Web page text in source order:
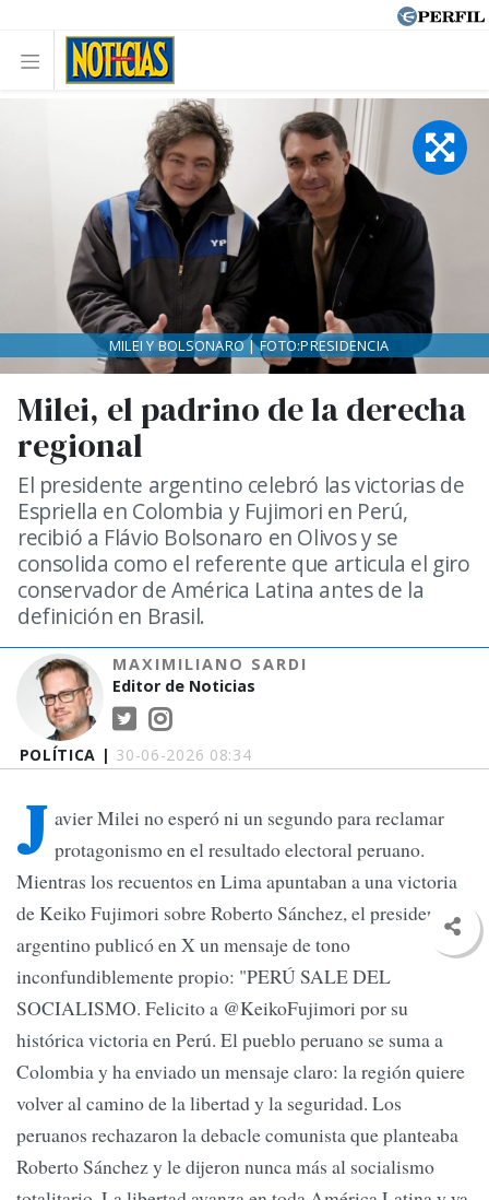
POLÍTICA | 30-06-2026 08:34
Milei, el padrino de la derecha
regional
El presidente argentino celebró las victorias de
Espriella en Colombia y Fujimori en Perú,
recibió a Flávio Bolsonaro en Olivos y se
consolida como el referente que articula el giro
conservador de América Latina antes de la
definición en Brasil.
MAXIMILIANO SARDI
Editor de Noticias
MILEI Y BOLSONARO | FOTO:PRESIDENCIA
J avier Milei no esperó ni un segundo para reclamar
protagonismo en el resultado electoral peruano.
Mientras los recuentos en Lima apuntaban a una victoria
de Keiko Fujimori sobre Roberto Sánchez, el presidente
argentino publicó en X un mensaje de tono
inconfundiblemente propio: "PERÚ SALE DEL
SOCIALISMO. Felicito a @KeikoFujimori por su
histórica victoria en Perú. El pueblo peruano se suma a
Colombia y ha enviado un mensaje claro: la región quiere
volver al camino de la libertad y la seguridad. Los
peruanos rechazaron la debacle comunista que planteaba
Roberto Sánchez y le dijeron nunca más al socialismo